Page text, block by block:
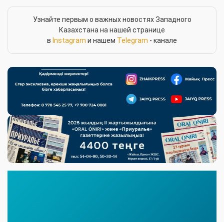
Узнайте первым о важных новостях Западного
Казахстана на нашей странице
в Instagram и нашем Telegram - канале